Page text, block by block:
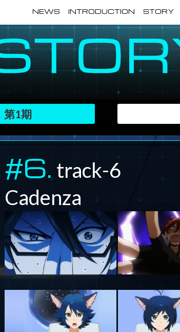
NEWS INTRODUCTION STORY
第1期
#6. track-6
Cadenza